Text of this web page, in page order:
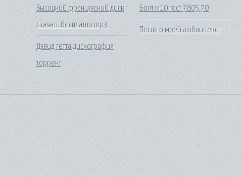
Высоцкий французский диск
скачать бесплатно mp3
Дэвид гетта дискография
торрент
Болт м10 гост 7805 70
Песня о моей любви текст